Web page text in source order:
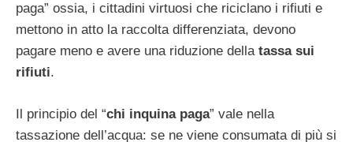
paga” ossia, i cittadini virtuosi che riciclano i rifiuti e
mettono in atto la raccolta differenziata, devono
pagare meno e avere una riduzione della tassa sui
rifiuti.
Il principio del “chi inquina paga” vale nella
tassazione dell’acqua: se ne viene consumata di più si